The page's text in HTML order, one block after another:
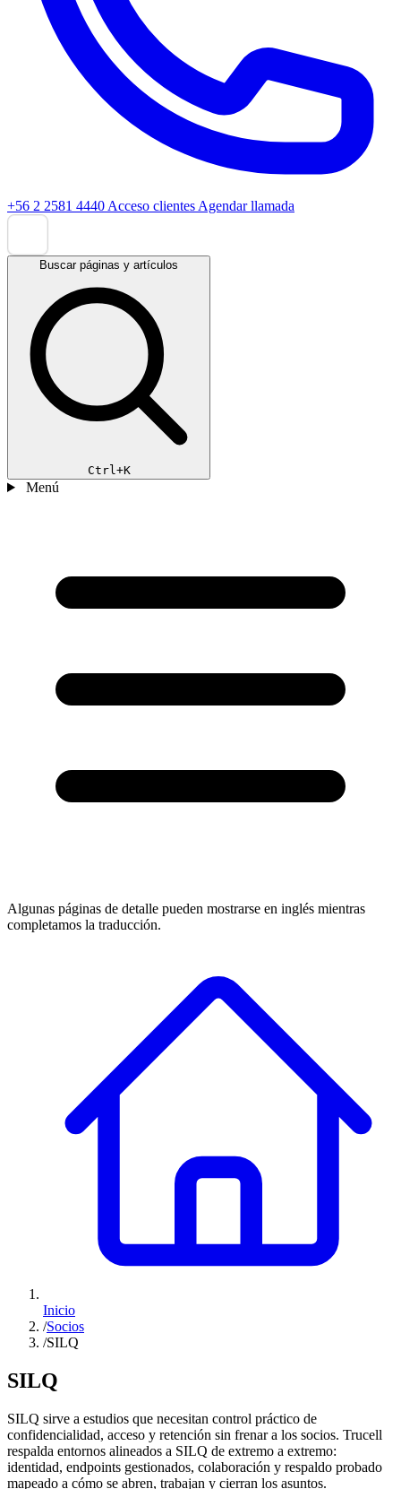
+56 2 2581 4440 Acceso clientes Agendar llamada
Buscar páginas y artículos
Ctrl+K
Menú
Algunas páginas de detalle pueden mostrarse en inglés mientras
completamos la traducción.
Inicio
/Socios
/SILQ
SILQ
SILQ sirve a estudios que necesitan control práctico de
confidencialidad, acceso y retención sin frenar a los socios. Trucell
respalda entornos alineados a SILQ de extremo a extremo:
identidad, endpoints gestionados, colaboración y respaldo probado
mapeado a cómo se abren, trabajan y cierran los asuntos.